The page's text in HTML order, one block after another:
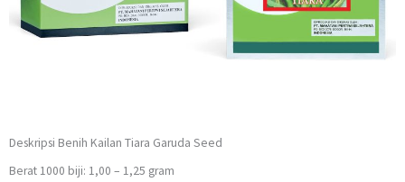
Deskripsi Benih Kailan Tiara Garuda Seed
Berat 1000 biji: 1,00 – 1,25 gram